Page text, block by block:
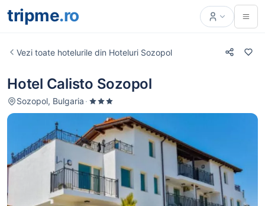
tripme.ro
Vezi toate hotelurile din Hoteluri Sozopol
Hotel Calisto Sozopol
Sozopol, Bulgaria ·